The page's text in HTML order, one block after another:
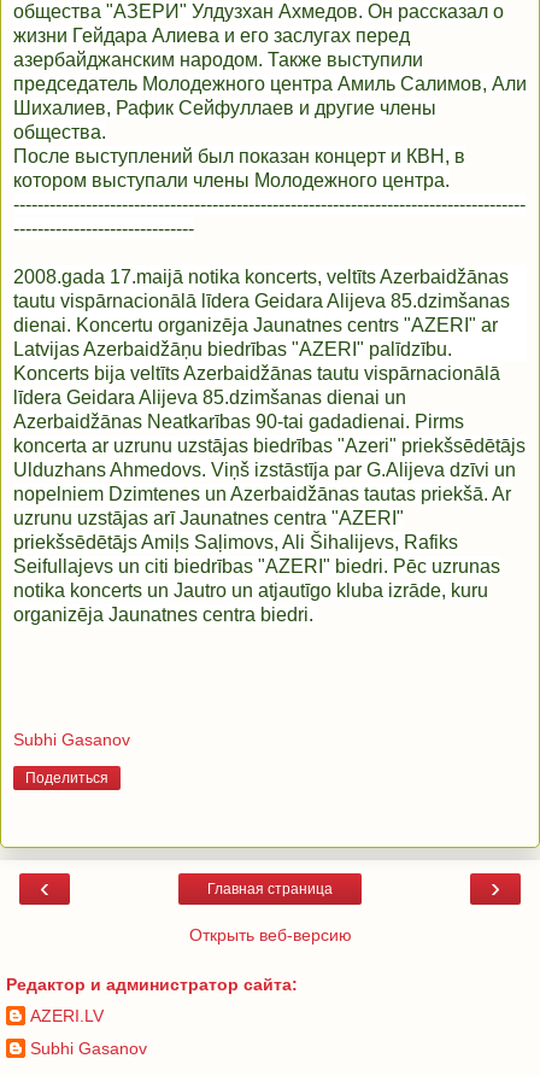
общества "АЗЕРИ" Улдузхан Ахмедов. Он рассказал о
жизни Гейдара Алиева и его заслугах перед
азербайджанским народом. Также выступили
председатель Молодежного центра Амиль Салимов, Али
Шихалиев, Рафик Сейфуллаев и другие члены
общества.
После выступлений был показан концерт и КВН, в
котором выступали члены Молодежного центра.
-------------------------------------------------------------------------------------
------------------------------
2008.gada 17.maijā notika koncerts, veltīts Azerbaidžānas
tautu vispārnacionālā līdera Geidara Alijeva 85.dzimšanas
dienai. Koncertu organizēja Jaunatnes centrs "AZERI" ar
Latvijas Azerbaidžāņu biedrības "AZERI" palīdzību.
Koncerts bija veltīts Azerbaidžānas tautu vispārnacionālā
līdera Geidara Alijeva 85.dzimšanas dienai un
Azerbaidžānas Neatkarības 90-tai gadadienai. Pirms
koncerta ar uzrunu uzstājas biedrības "Azeri" priekšsēdētājs
Ulduzhans Ahmedovs. Viņš izstāstīja par G.Alijeva dzīvi un
nopelniem Dzimtenes un Azerbaidžānas tautas priekšā. Ar
uzrunu uzstājas arī Jaunatnes centra "AZERI"
priekšsēdētājs Amiļs Saļimovs, Ali Šihalijevs, Rafiks
Seifullajevs un citi biedrības "AZERI" biedri. Pēc uzrunas
notika koncerts un Jautro un atjautīgo kluba izrāde, kuru
organizēja Jaunatnes centra biedri.
Subhi Gasanov
Поделиться
‹ ›
Главная страница
Открыть веб-версию
Редактор и администратор сайта:
AZERI.LV
Subhi Gasanov